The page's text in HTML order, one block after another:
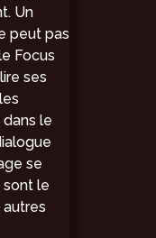
Un
peut pas
Focus
ses
le
se
sont le